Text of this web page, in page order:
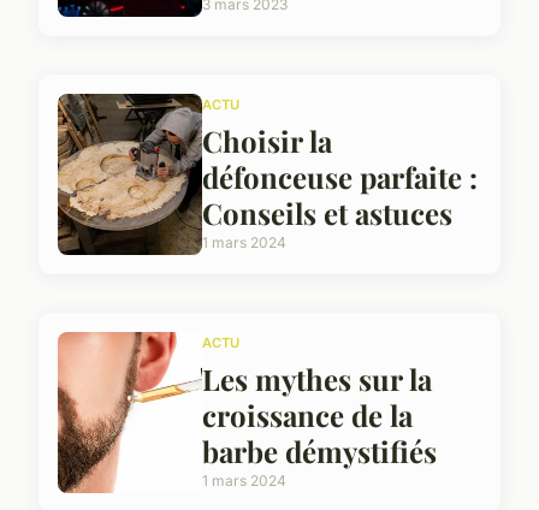
3 mars 2023
ACTU
Choisir la
défonceuse parfaite :
Conseils et astuces
1 mars 2024
ACTU
Les mythes sur la
croissance de la
barbe démystifiés
1 mars 2024